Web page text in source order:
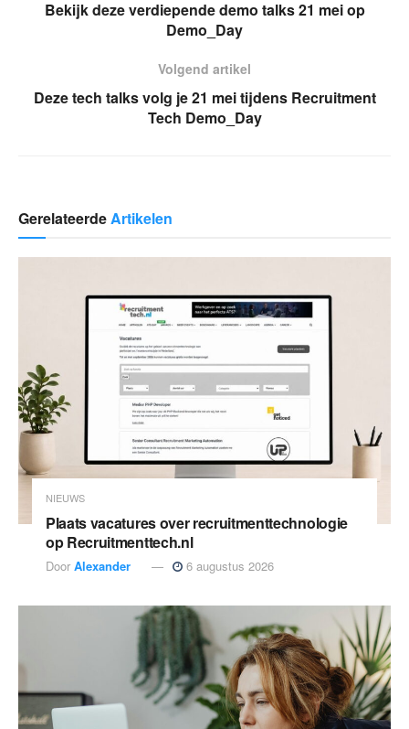
Bekijk deze verdiepende demo talks 21 mei op
Demo_Day
Volgend artikel
Deze tech talks volg je 21 mei tijdens Recruitment
Tech Demo_Day
GerelateerdeArtikelen
NIEUWS
Plaats vacatures over recruitmenttechnologie
op Recruitmenttech.nl
Door Alexander 6 augustus 2026